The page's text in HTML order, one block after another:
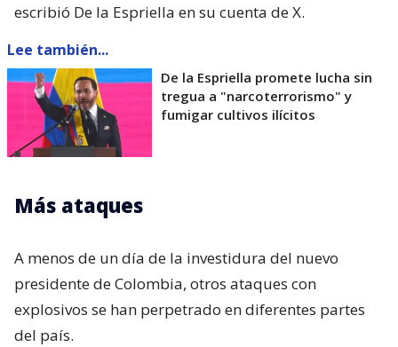
escribió De la Espriella en su cuenta de X.
Lee también...
De la Espriella promete lucha sin
tregua a "narcoterrorismo" y
fumigar cultivos ilícitos
Más ataques
A menos de un día de la investidura del nuevo
presidente de Colombia, otros ataques con
explosivos se han perpetrado en diferentes partes
del país.